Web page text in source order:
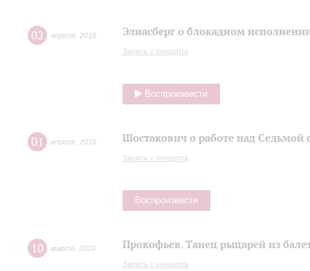
02 апреля 2016 Элиасберг о блокадном
Запись с концерта
Воспроизвести
01 апреля 2016 Шостакович о работе над
Запись с концерта
Воспроизвести
10 марта 2016 Прокофьев. Танец рыцарей из
Запись с концерта